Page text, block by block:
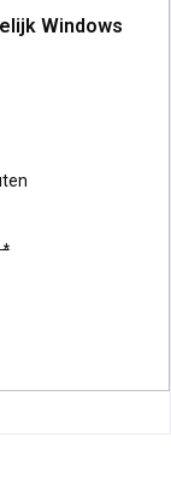
Windows
*